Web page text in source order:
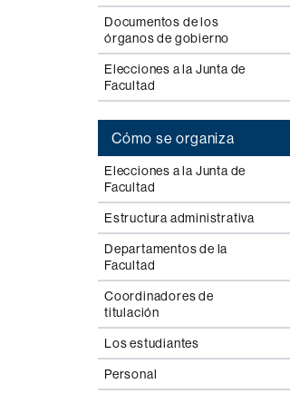
Documentos de los
órganos de gobierno
Elecciones a la Junta de
Facultad
Cómo se organiza
Elecciones a la Junta de
Facultad
Estructura administrativa
Departamentos de la
Facultad
Coordinadores de
titulación
Los estudiantes
Personal